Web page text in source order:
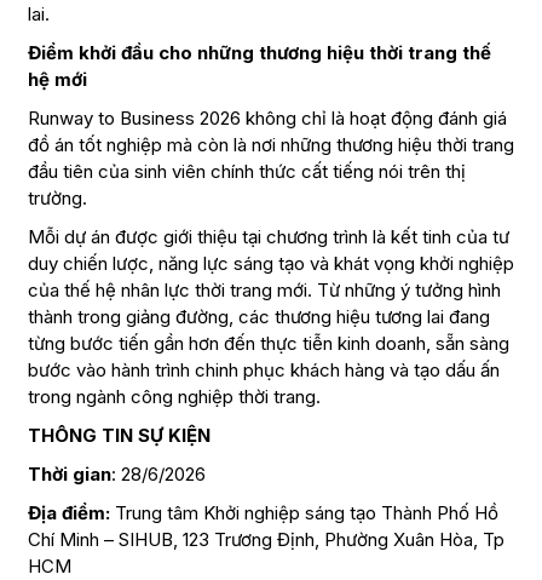
lai.
Điểm khởi đầu cho những thương hiệu thời trang thế
hệ mới
Runway to Business 2026 không chỉ là hoạt động đánh giá
đồ án tốt nghiệp mà còn là nơi những thương hiệu thời trang
đầu tiên của sinh viên chính thức cất tiếng nói trên thị
trường.
Mỗi dự án được giới thiệu tại chương trình là kết tinh của tư
duy chiến lược, năng lực sáng tạo và khát vọng khởi nghiệp
của thế hệ nhân lực thời trang mới. Từ những ý tưởng hình
thành trong giảng đường, các thương hiệu tương lai đang
từng bước tiến gần hơn đến thực tiễn kinh doanh, sẵn sàng
bước vào hành trình chinh phục khách hàng và tạo dấu ấn
trong ngành công nghiệp thời trang.
THÔNG TIN SỰ KIỆN
Thời gian: 28/6/2026
Địa điểm: Trung tâm Khởi nghiệp sáng tạo Thành Phố Hồ
Chí Minh – SIHUB, 123 Trương Định, Phường Xuân Hòa, Tp
HCM